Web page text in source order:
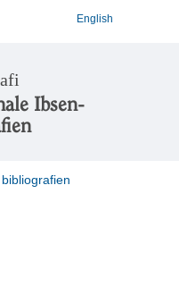
English
Ibsen-